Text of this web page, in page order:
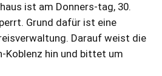
ist am Donners-tag, 30.
Grund dafür ist eine
Darauf weist die
Koblenz hin und bittet um